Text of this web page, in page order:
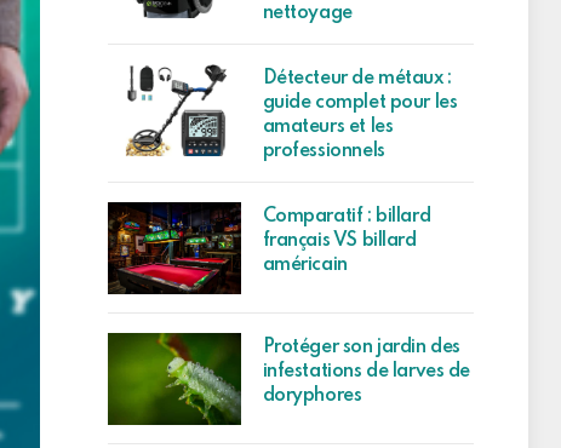
nettoyage
Détecteur de métaux :
guide complet pour les
amateurs et les
professionnels
Comparatif : billard
français VS billard
américain
Protéger son jardin des
infestations de larves de
doryphores